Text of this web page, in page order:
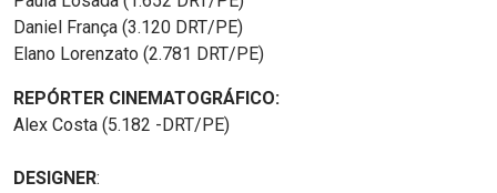
Daniel França (3.120 DRT/PE)
Elano Lorenzato (2.781 DRT/PE)
REPÓRTER CINEMATOGRÁFICO:
Alex Costa (5.182 -DRT/PE)
DESIGNER: